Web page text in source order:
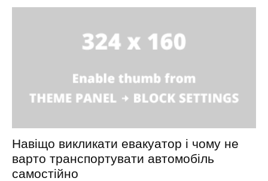
Навіщо викликати евакуатор і чому не
варто транспортувати автомобіль
самостійно